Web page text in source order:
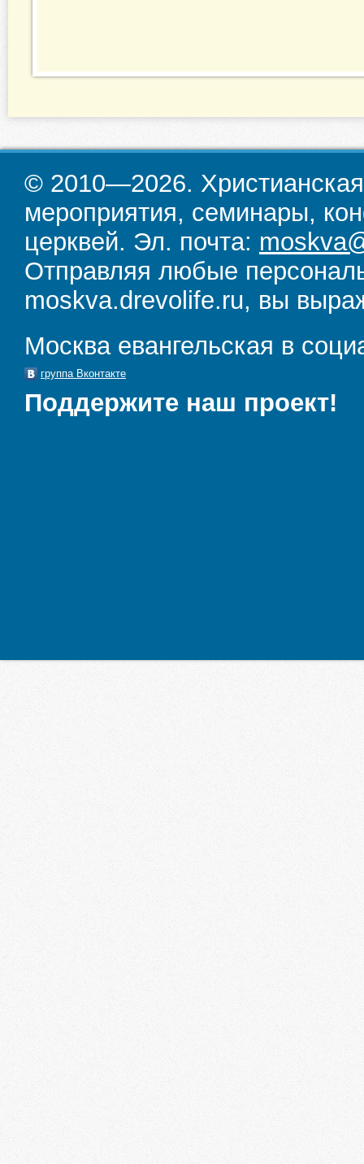
© 2010—2026.
мероприятия, семинары,
церквей. Эл. почта:
Отправляя любые
moskva.drevolife.ru, вы
Москва евангельская в
группа Вконтакте
Поддержите наш проект!